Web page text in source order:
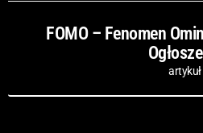
FOMO – Fenomen
artykuł